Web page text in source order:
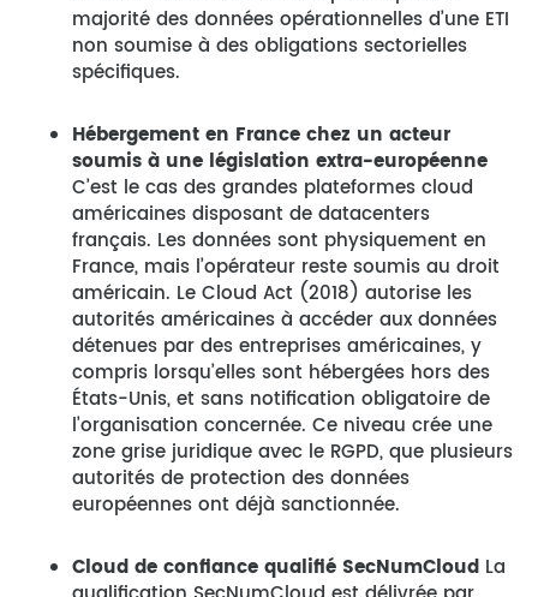
majorité des données opérationnelles d’une ETI
non soumise à des obligations sectorielles
spécifiques.
Hébergement en France chez un acteur
soumis à une législation extra-européenne
C’est le cas des grandes plateformes cloud
américaines disposant de datacenters
français. Les données sont physiquement en
France, mais l’opérateur reste soumis au droit
américain. Le Cloud Act (2018) autorise les
autorités américaines à accéder aux données
détenues par des entreprises américaines, y
compris lorsqu’elles sont hébergées hors des
États-Unis, et sans notification obligatoire de
l’organisation concernée. Ce niveau crée une
zone grise juridique avec le RGPD, que plusieurs
autorités de protection des données
européennes ont déjà sanctionnée.
Cloud de confiance qualifié SecNumCloud La